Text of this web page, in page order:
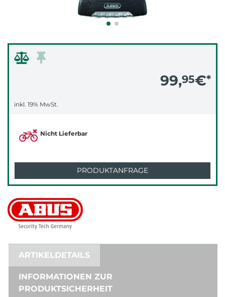
99,95€*
inkl. 19% MwSt.
Nicht Lieferbar
PRODUKTANFRAGE
ARTIKELDETAILS
INFORMATIONEN ZUR
PRODUKTSICHERHEIT